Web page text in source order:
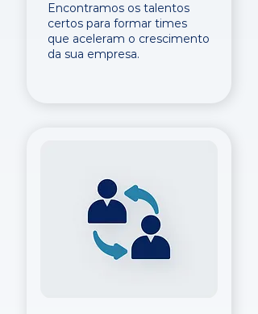
Encontramos os talentos
certos para formar times
que aceleram o crescimento
da sua empresa.